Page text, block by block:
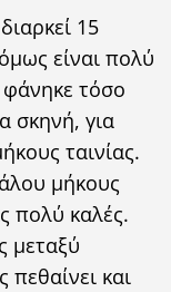
15
είναι πολύ
φάνηκε τόσο
σκηνή, για
ταινίας.
μήκους
πολύ καλές.
μεταξύ
και